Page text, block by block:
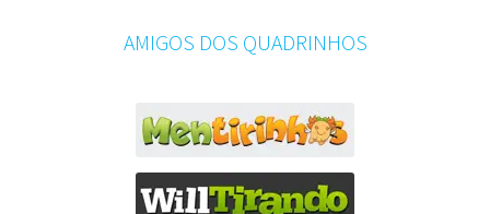
AMIGOS DOS QUADRINHOS